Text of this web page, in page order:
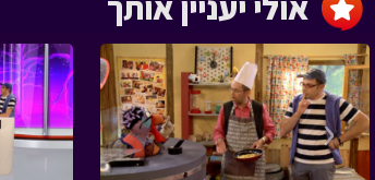
פקח מספר 1 - ב
ניידת החלומות › פרק 12
‹